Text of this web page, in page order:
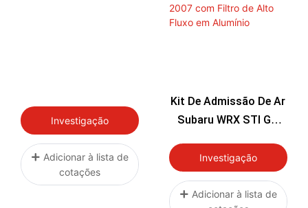
Investigação
Adicionar à lista de
cotações
Kit De Admissão De Ar
Subaru WRX STI GD
2004-2007 Com Filtro
De Alto Fluxo Em
Alumínio
Investigação
Adicionar à lista de